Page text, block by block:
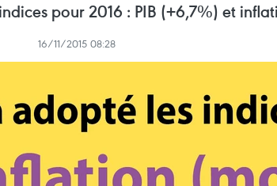
pour 2016 : PIB (+6,7%) et
16/11/2015 08:28